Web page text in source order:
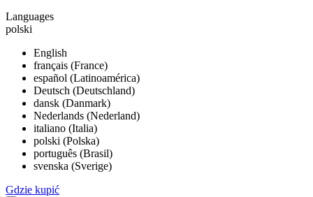
Languages
polski
English
français (France)
español (Latinoamérica)
Deutsch (Deutschland)
dansk (Danmark)
Nederlands (Nederland)
italiano (Italia)
polski (Polska)
português (Brasil)
svenska (Sverige)
Gdzie kupić